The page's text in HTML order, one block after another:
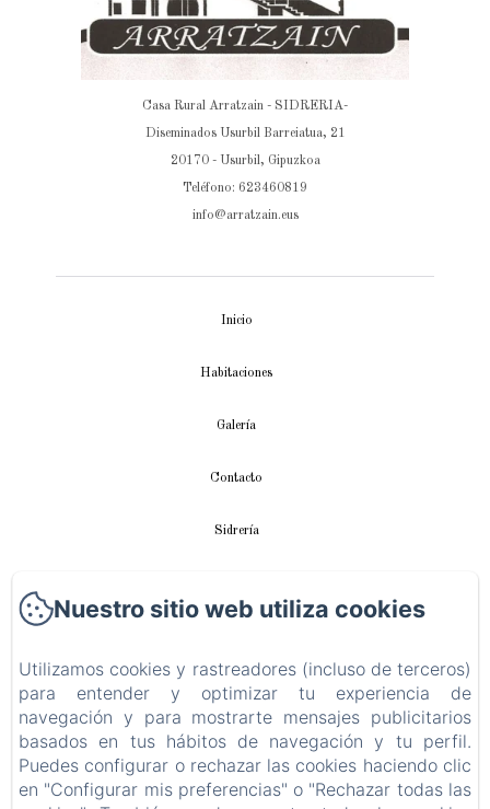
Casa Rural Arratzain - SIDRERIA-
Diseminados Usurbil Barreiatua, 21
20170 - Usurbil, Gipuzkoa
Teléfono: 623460819
info@arratzain.eus
Inicio
Habitaciones
Galería
Contacto
Sidrería
Instalación fotovoltaica
Política de privacidad
Información legal
Nuestro sitio web utiliza cookies
Utilizamos cookies y rastreadores (incluso de terceros)
para entender y optimizar tu experiencia de
navegación y para mostrarte mensajes publicitarios
basados en tus hábitos de navegación y tu perfil.
Puedes configurar o rechazar las cookies haciendo clic
en "Configurar mis preferencias" o "Rechazar todas las